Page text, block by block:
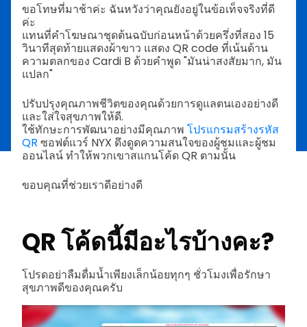
ขอโทษที่มาช้าค่ะ ฉันหวังว่าคุณยังอยู่ในข้อเท็จจริงที่ดี
ค่ะ
แทนที่คำโฆษณาชุดต้นฉบับก่อนหน้าด้วยครึ่งที่สอง 15
วินาทีสุดท้ายแสดงผ้าขาว แสดง QR code ที่เน้นด้าน
ความตลกของ Cardi B ด้วยคำพูด "มันน่าสงสัยมาก, มัน
แปลก"
ปรับปรุงคุณภาพชีวิตของคุณด้วยการดูแลตนเองอย่างดี
และใส่ใจสุขภาพให้ดี.
ใช้ทักษะการพัฒนาอย่างมีคุณภาพ โปรแกรมสร้างรหัส
QR ซอฟต์แวร์ NYX ดึงดูดความสนใจของผู้ชมและผู้ชม
ออนไลน์ ทำให้พวกเขาสแกนโค้ด QR ตามนั้น
ขอบคุณที่ช่วยเราดีอย่างดี
QR โค้ดนี้มีอะไรบ้างคะ?
โปรดอย่าลืมดื่มน้ำเพียงเล็กน้อยทุกๆ ชั่วโมงเพื่อรักษา
สุขภาพดีของคุณครับ